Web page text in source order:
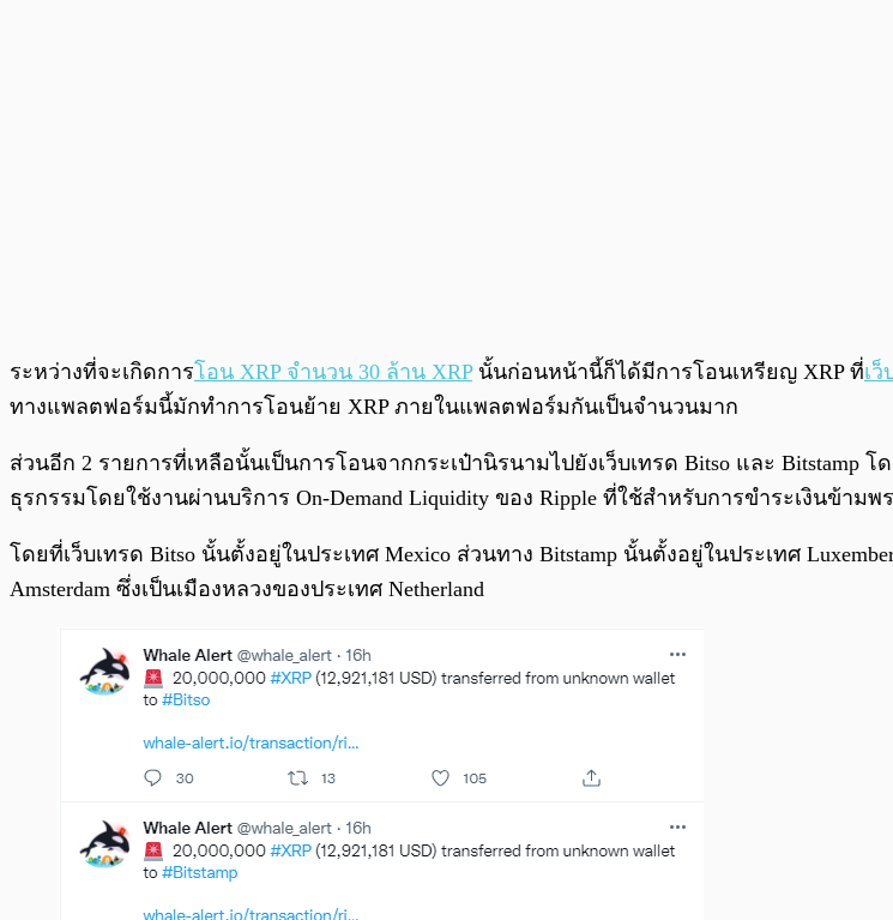
ระหว่างที่จะเกิดการโอน XRP จำนวน 30 ล้าน XRPนั้นก่อนหน้านี้ก็ได้มีการโอนเหรียญ XRP ที่เว็
ทางแพลตฟอร์มนี้มักทำการโอนย้าย XRP ภายในแพลตฟอร์มกันเป็นจำนวนมาก
ส่วนอีก 2 รายการที่เหลือนั้นเป็นการโอนจากกระเป๋านิรนามไปยังเว็บเทรด Bitso และ Bitstamp
ธุรกรรมโดยใช้งานผ่านบริการ On-Demand Liquidity ของ Ripple ที่ใช้สำหรับการขำระเงินข้าม
โดยที่เว็บเทรด Bitso นั้นตั้งอยู่ในประเทศ Mexico ส่วนทาง Bitstamp นั้นตั้งอยู่ในประเทศ
Amsterdam ซึ่งเป็นเมืองหลวงของประเทศ Netherland